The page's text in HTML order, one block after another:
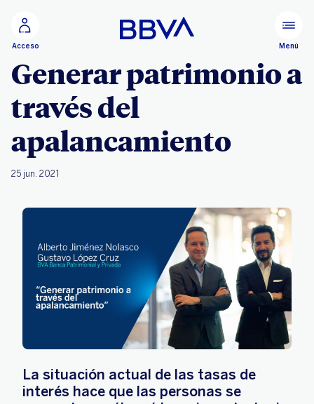
Acceso Menú
Generar patrimonio a
través del
apalancamiento
25 jun. 2021
La situación actual de las tasas de
interés hace que las personas se